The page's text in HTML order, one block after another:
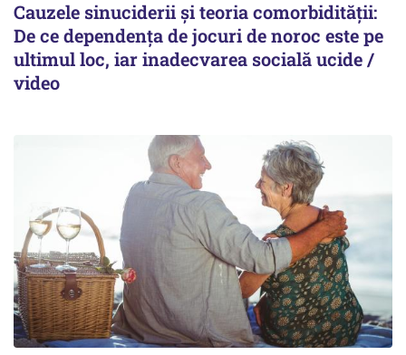
Cauzele sinuciderii și teoria comorbidității:
De ce dependența de jocuri de noroc este pe
ultimul loc, iar inadecvarea socială ucide /
video